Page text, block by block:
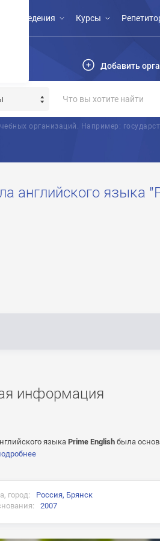
заведения Курсы
Добавить
организаций. Например:
английского языка
информация
языка Prime English была
город: Россия, Брянск
2007